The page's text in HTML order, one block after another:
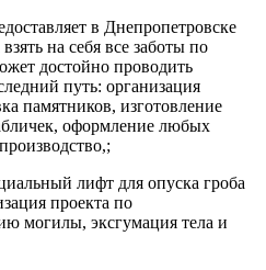
в Днепропетровске
на себя все заботы по
достойно проводить
путь: организация
памятников, изготовление
оформление любых
лифт для опуска гроба
проекта по
могилы, эксгумация тела и